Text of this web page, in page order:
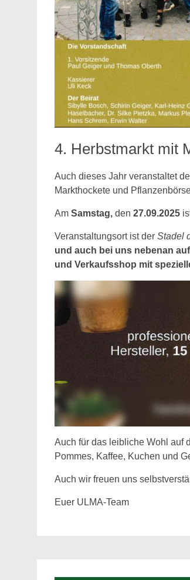
4. Herbstmarkt mit
Auch dieses Jahr veranstaltet
Markthockete und
Am Samstag, den 27.09.2025
Veranstaltungsort ist der Stadel
und auch bei uns nebenan
und Verkaufsshop mit
Auch für das leibliche Wohl auf
Pommes, Kaffee, Kuchen und
Auch wir freuen uns
Euer ULMA-Team